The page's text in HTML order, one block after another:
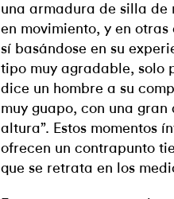
una armadura de silla
en movimiento, y en
sí basándose en su
tipo muy agradable, solo
dice un hombre a su
muy guapo, con una
altura”. Estos momentos
ofrecen un contrapunto
que se retrata en los